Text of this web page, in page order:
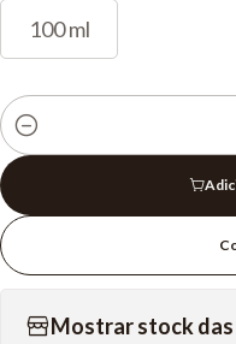
100 ml
Quantidade
Mostrar stock